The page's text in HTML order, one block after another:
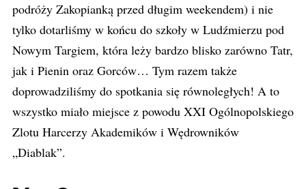
podróży Zakopianką przed długim weekendem) i nie
tylko dotarliśmy w końcu do szkoły w Ludźmierzu pod
Nowym Targiem, która leży bardzo blisko zarówno Tatr,
jak i Pienin oraz Gorców… Tym razem także
doprowadziliśmy do spotkania się równoległych! A to
wszystko miało miejsce z powodu XXI Ogólnopolskiego
Zlotu Harcerzy Akademików i Wędrowników
„Diablak”.